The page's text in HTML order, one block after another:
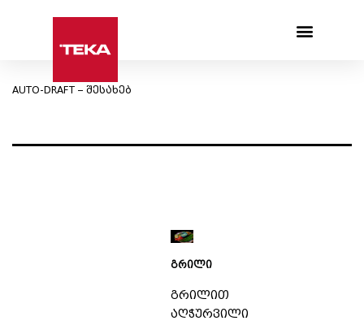
AUTO-DRAFT – შესახებ
გრილი
გრილით
აღჭურვილი